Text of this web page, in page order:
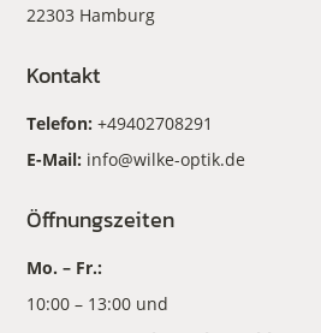
22303 Hamburg
Kontakt
Telefon:+49402708291
E-Mail: info@wilke-optik.de
Öffnungszeiten
Mo. – Fr.:
10:00 – 13:00 und